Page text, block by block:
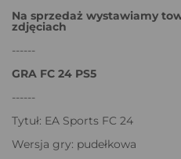
Na sprzedaż wystawiamy
zdjęciach
------
GRA FC 24 PS5
------
Tytuł: EA Sports FC 24
Wersja gry: pudełkowa